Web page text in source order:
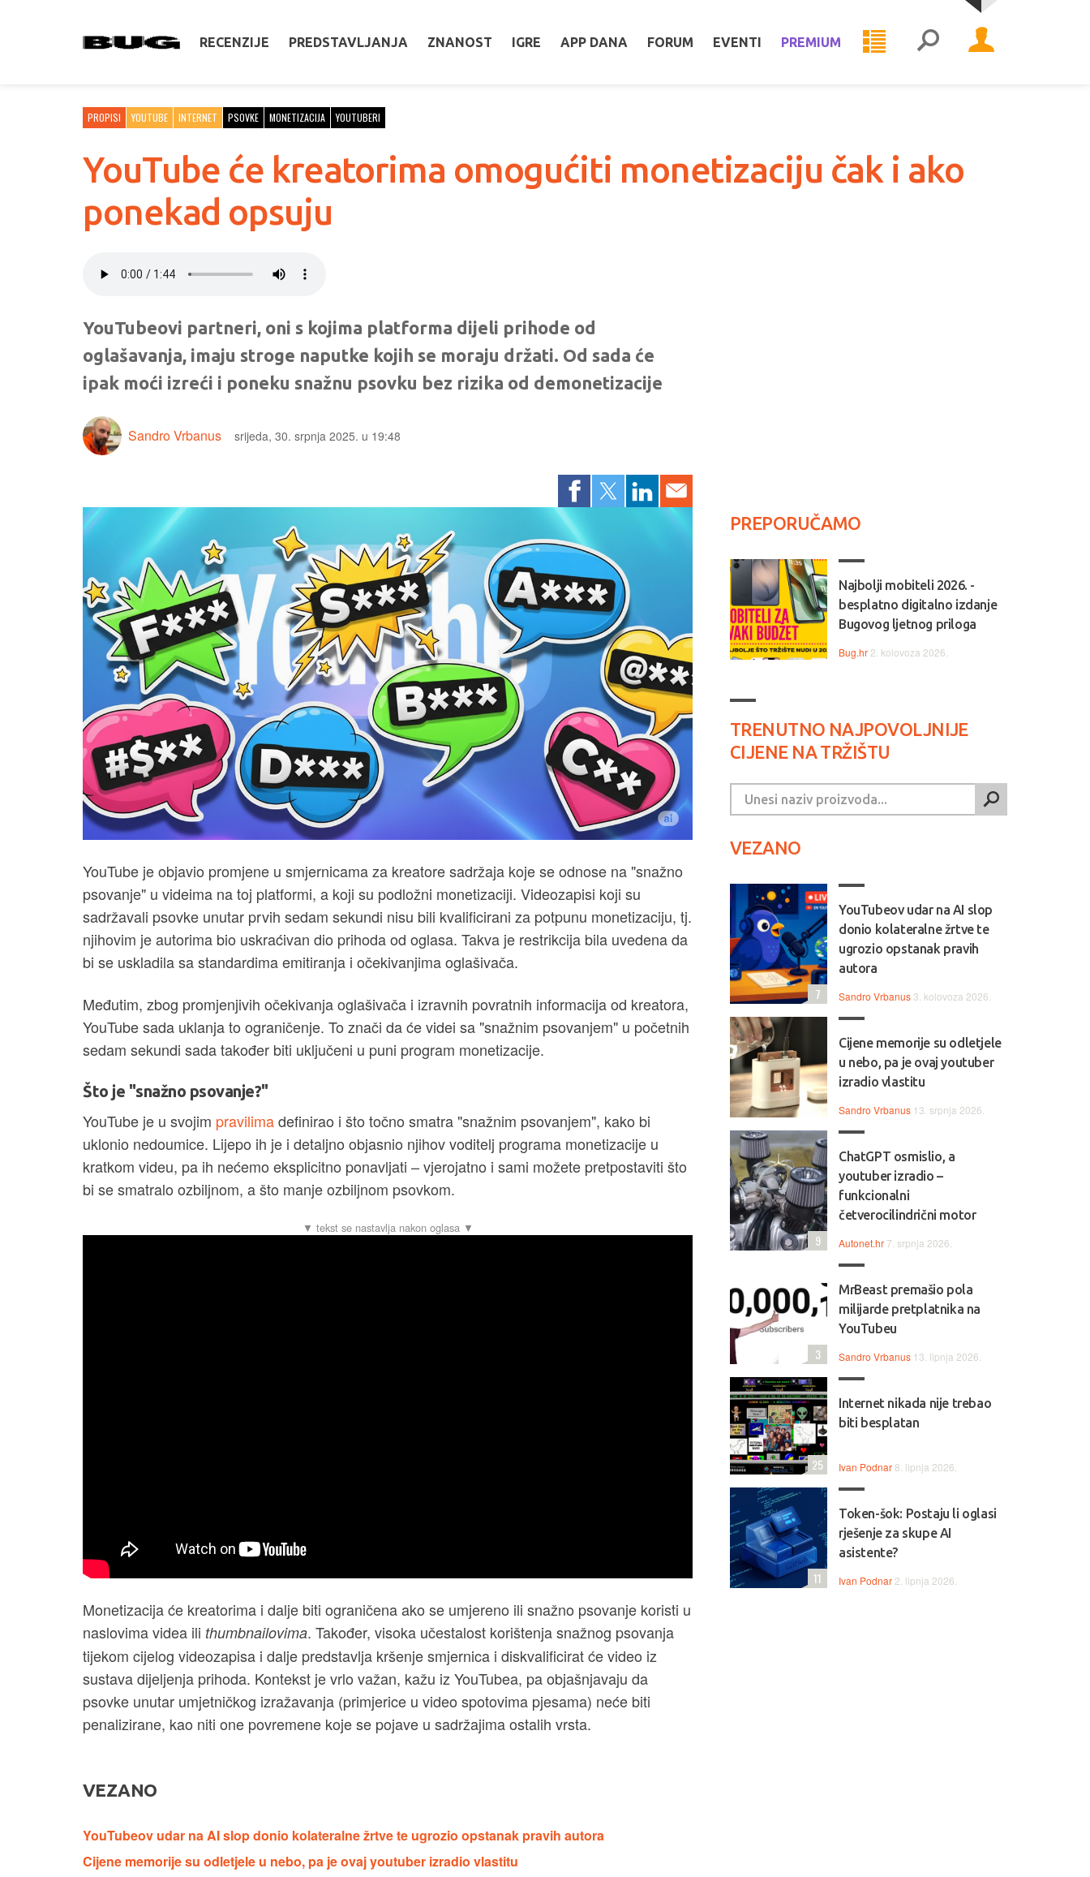
RECENZIJE PREDSTAVLJANJA ZNANOST IGRE APP DANA FORUM EVENTI PREMIUM
PROPISI YOUTUBE INTERNET PSOVKE MONETIZACIJA YOUTUBERI
YouTube će kreatorima omogućiti monetizaciju čak i ako
ponekad opsuju
YouTubeovi partneri, oni s kojima platforma dijeli prihode od
oglašavanja, imaju stroge naputke kojih se moraju držati. Od sada će
ipak moći izreći i poneku snažnu psovku bez rizika od demonetizacije
Sandro Vrbanus srijeda, 30. srpnja 2025. u 19:48
YouTube je objavio promjene u smjernicama za kreatore sadržaja koje se odnose na "snažno
psovanje" u videima na toj platformi, a koji su podložni monetizaciji. Videozapisi koji su
sadržavali psovke unutar prvih sedam sekundi nisu bili kvalificirani za potpunu monetizaciju, tj.
njihovim je autorima bio uskraćivan dio prihoda od oglasa. Takva je restrikcija bila uvedena da
bi se uskladila sa standardima emitiranja i očekivanjima oglašivača.
Međutim, zbog promjenjivih očekivanja oglašivača i izravnih povratnih informacija od kreatora,
YouTube sada uklanja to ograničenje. To znači da će videi sa "snažnim psovanjem" u početnih
sedam sekundi sada također biti uključeni u puni program monetizacije.
Što je "snažno psovanje?"
YouTube je u svojim pravilimadefinirao i što točno smatra "snažnim psovanjem", kako bi
uklonio nedoumice. Lijepo ih je i detaljno objasnio njihov voditelj programa monetizacije u
kratkom videu, pa ih nećemo eksplicitno ponavljati – vjerojatno i sami možete pretpostaviti što
bi se smatralo ozbiljnom, a što manje ozbiljnom psovkom.
Monetizacija će kreatorima i dalje biti ograničena ako se umjereno ili snažno psovanje koristi u
naslovima videa ili thumbnailovima. Također, visoka učestalost korištenja snažnog psovanja
tijekom cijelog videozapisa i dalje predstavlja kršenje smjernica i diskvalificirat će video iz
sustava dijeljenja prihoda. Kontekst je vrlo važan, kažu iz YouTubea, pa objašnjavaju da
psovke unutar umjetničkog izražavanja (primjerice u video spotovima pjesama) neće biti
penalizirane, kao niti one povremene koje se pojave u sadržajima ostalih vrsta.
VEZANO
YouTubeov udar na AI slop donio kolateralne žrtve te ugrozio opstanak pravih autora
Cijene memorije su odletjele u nebo, pa je ovaj youtuber izradio vlastitu
PREPORUČAMO
Najbolji mobiteli 2026. -
besplatno digitalno izdanje
Bugovog ljetnog priloga
Bug.hr 2. kolovoza 2026.
TRENUTNO NAJPOVOLJNIJE
CIJENE NA TRŽIŠTU
VEZANO
YouTubeov udar na AI slop
donio kolateralne žrtve te
ugrozio opstanak pravih
autora
Sandro Vrbanus 3. kolovoza 2026.
7
Cijene memorije su odletjele
u nebo, pa je ovaj youtuber
izradio vlastitu
Sandro Vrbanus 13. srpnja 2026.
ChatGPT osmislio, a
youtuber izradio –
funkcionalni
četverocilindrični motor
Autonet.hr 7. srpnja 2026.
9
MrBeast premašio pola
milijarde pretplatnika na
YouTubeu
Sandro Vrbanus 13. lipnja 2026.
3
Internet nikada nije trebao
biti besplatan
Ivan Podnar8. lipnja 2026.
25
Token-šok: Postaju li oglasi
rješenje za skupe AI
asistente?
Ivan Podnar 2. lipnja 2026.
11